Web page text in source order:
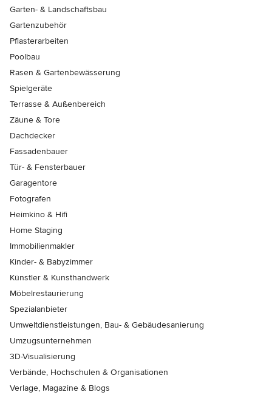
Garten- & Landschaftsbau
Gartenzubehör
Pflasterarbeiten
Poolbau
Rasen & Gartenbewässerung
Spielgeräte
Terrasse & Außenbereich
Zäune & Tore
Dachdecker
Fassadenbauer
Tür- & Fensterbauer
Garagentore
Fotografen
Heimkino & Hifi
Home Staging
Immobilienmakler
Kinder- & Babyzimmer
Künstler & Kunsthandwerk
Möbelrestaurierung
Spezialanbieter
Umweltdienstleistungen, Bau- & Gebäudesanierung
Umzugsunternehmen
3D-Visualisierung
Verbände, Hochschulen & Organisationen
Verlage, Magazine & Blogs